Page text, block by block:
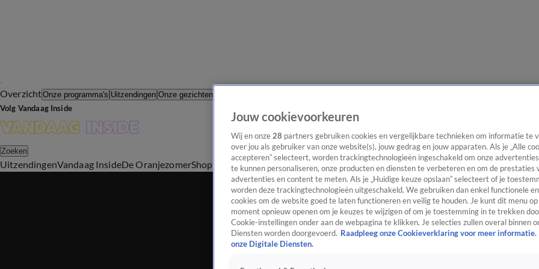
OverzichtOnze programma's Uitzendingen Onze gezichten
Volg Vandaag Inside
Zoeken
UitzendingenVandaag InsideDe OranjezomerShop Uitzending bijwonen
Jouw cookievoorkeuren
Wij en onze 28 partners gebruiken cookies en vergelijkbare technieken om informatie te
over jou als gebruiker van onze website(s), jouw gedrag en jouw apparaten. Als je „Alle
accepteren” selecteert, worden trackingtechnologieën ingeschakeld om onze
te kunnen personaliseren, onze producten en diensten te verbeteren en om de prestaties
advertenties en content te meten. Als je „Huidige keuze opslaan” selecteert of je
worden deze trackingtechnologieën uitgeschakeld. We gebruiken dan enkel functionele
cookies om de website goed te laten functioneren en veilig te houden. Je kunt dit menu
moment opnieuw openen om je keuzes te wijzigen of om je toestemming in te trekken
Cookie-instellingen onder aan de webpagina te klikken. Je selecties zullen overal binnen
Diensten worden doorgevoerd. Raadpleeg onze Cookieverklaring voor meer informatie.
onze Digitale Diensten.